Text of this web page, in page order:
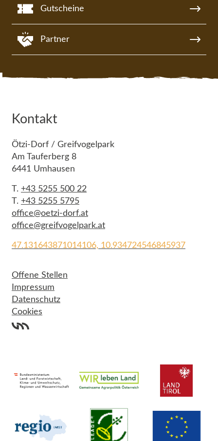
Gutscheine
Partner
Kontakt
Ötzi-Dorf / Greifvogelpark
Am Tauferberg 8
6441 Umhausen
T. +43 5255 500 22
T. +43 5255 5795
office@oetzi-dorf.at
office@greifvogelpark.at
47.131643871014106, 10.934724546845937
Offene Stellen
Impressum
Datenschutz
Cookies